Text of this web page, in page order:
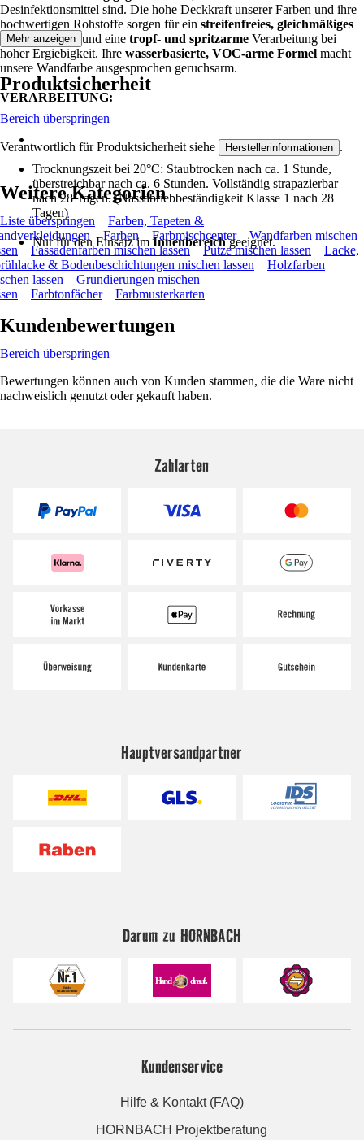
Desinfektionsmittel sind. Die hohe Deckkraft unserer Farben und ihre
hochwertigen Rohstoffe sorgen für ein streifenfreies, gleichmäßiges
Streichergebnis und eine tropf- und spritzarme Verarbeitung bei
hoher Ergiebigkeit. Ihre wasserbasierte, VOC-arme Formel macht
unsere Wandfarbe ausgesprochen geruchsarm.
VERARBEITUNG:
Trocknungszeit bei 20°C: Staubtrocken nach ca. 1 Stunde,
überstreichbar nach ca. 6 Stunden. Vollständig strapazierbar
nach 28 Tagen. (Nassabriebbeständigkeit Klasse 1 nach 28
Tagen)
Nur für den Einsatz imInnenbereichgeeignet.
Mehr anzeigen
Produktsicherheit
Bereich überspringen
Verantwortlich für Produktsicherheit siehe Herstellerinformationen .
Weitere Kategorien
Liste überspringen
Farben, Tapeten &
Farben Farbmischcenter
Wandfarben mischen
Fassadenfarben mischen lassen Putze mischen lassen
Lacke,
& Bodenbeschichtungen mischen lassen
Holzfarben
lassen
Grundierungen mischen
Farbtonfächer Farbmusterkarten
Kundenbewertungen
Bereich überspringen
Bewertungen können auch von Kunden stammen, die die Ware nicht
nachweislich genutzt oder gekauft haben.
Zahlarten
Hauptversandpartner
Darum zu HORNBACH
Kundenservice
Hilfe & Kontakt (FAQ)
HORNBACH Projektberatung